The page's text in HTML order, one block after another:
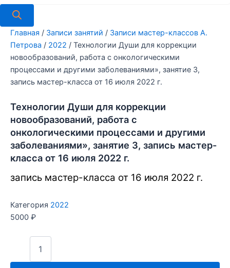
Главная / Записи занятий / Записи мастер-классов А.
Петрова / 2022 / Технологии Души для коррекции
новообразований, работа с онкологическими
процессами и другими заболеваниями», занятие 3,
запись мастер-класса от 16 июля 2022 г.
Технологии Души для коррекции
новообразований, работа с
онкологическими процессами и другими
заболеваниями», занятие 3, запись мастер-
класса от 16 июля 2022 г.
запись мастер-класса от 16 июля 2022 г.
Категория 2022
5000 ₽